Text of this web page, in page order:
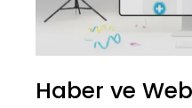
Haber ve